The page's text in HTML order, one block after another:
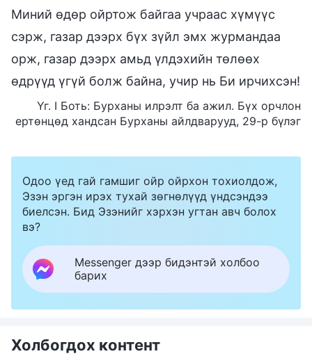
Миний өдөр ойртож байгаа учраас хүмүүс
сэрж, газар дээрх бүх зүйл эмх журмандаа
орж, газар дээрх амьд үлдэхийн төлөөх
өдрүүд үгүй болж байна, учир нь Би ирчихсэн!
Үг. I Боть: Бурханы илрэлт ба ажил. Бүх орчлон
ертөнцөд хандсан Бурханы айлдварууд, 29-р бүлэг
Одоо үед гай гамшиг ойр ойрхон тохиолдож,
Эзэн эргэн ирэх тухай зөгнөлүүд үндсэндээ
биелсэн. Бид Эзэнийг хэрхэн угтан авч болох
вэ?
Messenger дээр бидэнтэй холбоо
барих
Холбогдох контент